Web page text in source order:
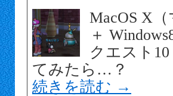
MacOS X
＋
クエスト
てみたら…？
続きを読む →